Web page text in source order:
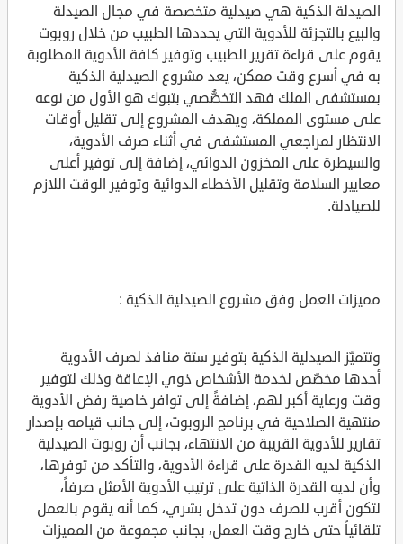
الصيدلة الذكية هي صيدلية متخصصة في مجال الصيدلة
والبيع بالتجزئة للأدوية التي يحددها الطبيب من خلال روبوت
يقوم على قراءة تقرير الطبيب وتوفير كافة الأدوية المطلوبة
به في أسرع وقت ممكن، يعد مشروع الصيدلية الذكية
بمستشفى الملك فهد التخصُّصي بتبوك هو الأول من نوعه
على مستوى المملكة، ويهدف المشروع إلى تقليل أوقات
الانتظار لمراجعي المستشفى في أثناء صرف الأدوية،
والسيطرة على المخزون الدوائي، إضافة إلى توفير أعلى
معايير السلامة وتقليل الأخطاء الدوائية وتوفير الوقت اللازم
للصيادلة.
مميزات العمل وفق مشروع الصيدلية الذكية :
وتتميّز الصيدلية الذكية بتوفير ستة منافذ لصرف الأدوية
أحدها مخصّص لخدمة الأشخاص ذوي الإعاقة وذلك لتوفير
وقت ورعاية أكبر لهم، إضافةً إلى توافر خاصية رفض الأدوية
منتهية الصلاحية في برنامج الروبوت، إلى جانب قيامه بإصدار
تقارير للأدوية القريبة من الانتهاء، بجانب أن روبوت الصيدلية
الذكية لديه القدرة على قراءة الأدوية، والتأكد من توفرها،
وأن لديه القدرة الذاتية على ترتيب الأدوية الأمثل صرفاً،
لتكون أقرب للصرف دون تدخل بشري، كما أنه يقوم بالعمل
تلقائياً حتى خارج وقت العمل، بجانب مجموعة من المميزات